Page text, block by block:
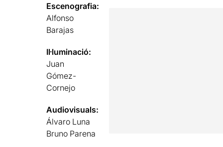
Escenografia:
Alfonso
Barajas
Il·luminació:
Juan
Gómez-
Cornejo
Audiovisuals:
Álvaro Luna
Bruno Parena